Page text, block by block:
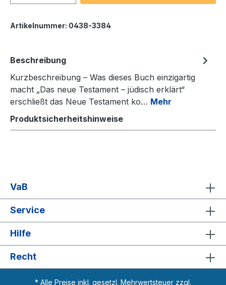
Artikelnummer: 0438-3384
Beschreibung
Kurzbeschreibung – Was dieses Buch einzigartig
macht „Das neue Testament – jüdisch erklärt“
erschließt das Neue Testament ko… Mehr
Produktsicherheitshinweise
VaB
Service
Hilfe
Recht
* Alle Preise inkl. gesetzl. Mehrwertsteuer zzgl.